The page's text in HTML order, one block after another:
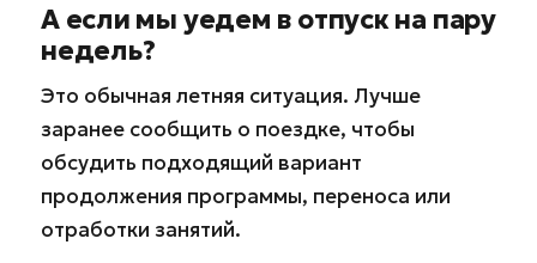
А если мы уедем в отпуск на пару
недель?
Это обычная летняя ситуация. Лучше
заранее сообщить о поездке, чтобы
обсудить подходящий вариант
продолжения программы, переноса или
отработки занятий.